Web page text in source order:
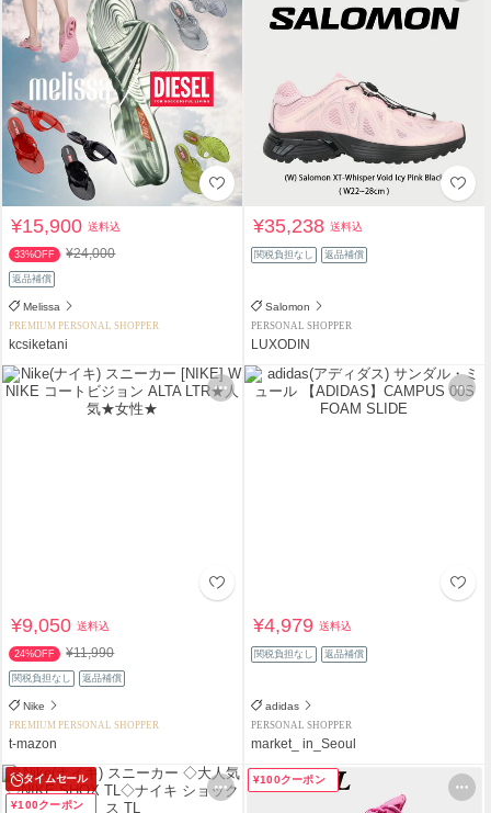
¥15,900送料込
33%OFF ¥24,000
返品補償
Melissa
PREMIUM PERSONAL SHOPPER
kcsiketani
¥35,238送料込
関税負担なし 返品補償
Salomon
PERSONAL SHOPPER
LUXODIN
¥9,050送料込
24%OFF ¥11,990
関税負担なし 返品補償
Nike
PREMIUM PERSONAL SHOPPER
t-mazon
¥4,979送料込
関税負担なし 返品補償
adidas
PERSONAL SHOPPER
market_ in_Seoul
タイムセール
¥100クーポン
¥100クーポン